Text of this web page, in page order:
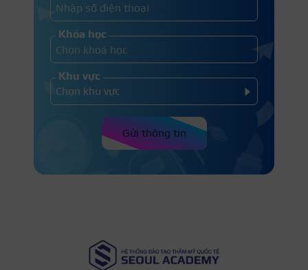
Khóa học
Khu vực
Gửi thông tin